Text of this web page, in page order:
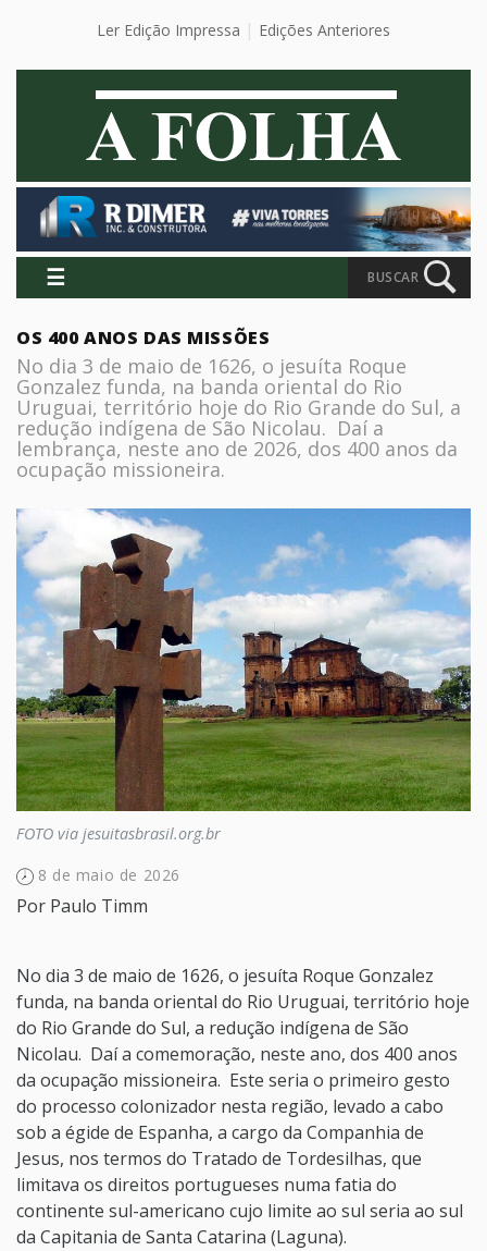
Ler Edição Impressa Edições Anteriores
☰ BUSCAR
OS 400 ANOS DAS MISSÕES
No dia 3 de maio de 1626, o jesuíta Roque
Gonzalez funda, na banda oriental do Rio
Uruguai, território hoje do Rio Grande do Sul, a
redução indígena de São Nicolau. Daí a
lembrança, neste ano de 2026, dos 400 anos da
ocupação missioneira.
FOTO via jesuitasbrasil.org.br
8 de maio de 2026
Por Paulo Timm
No dia 3 de maio de 1626, o jesuíta Roque Gonzalez
funda, na banda oriental do Rio Uruguai, território hoje
do Rio Grande do Sul, a redução indígena de São
Nicolau. Daí a comemoração, neste ano, dos 400 anos
da ocupação missioneira. Este seria o primeiro gesto
do processo colonizador nesta região, levado a cabo
sob a égide de Espanha, a cargo da Companhia de
Jesus, nos termos do Tratado de Tordesilhas, que
limitava os direitos portugueses numa fatia do
continente sul-americano cujo limite ao sul seria ao sul
da Capitania de Santa Catarina (Laguna).